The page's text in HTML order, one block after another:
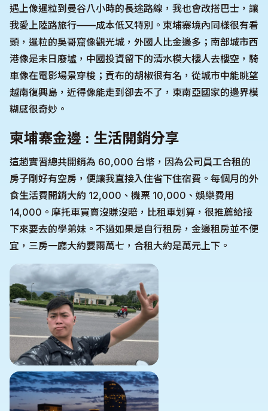
遇上像暹粒到曼谷八小時的長途路線，我也會改搭巴士，讓
我愛上陸路旅行——成本低又特別。柬埔寨境內同樣很有看
頭，暹粒的吳哥窟像觀光城，外國人比金邊多；南部城市西
港像是末日廢墟，中國投資留下的清水模大樓人去樓空，騎
車像在電影場景穿梭；貢布的胡椒很有名，從城市中能眺望
越南復興島，近得像能走到卻去不了，東南亞國家的邊界模
糊感很奇妙。
柬埔寨金邊 : 生活開銷分享
這趟實習總共開銷為 60,000 台幣，因為公司員工合租的
房子剛好有空房，便讓我直接入住省下住宿費。每個月的外
食生活費開銷大約 12,000、機票 10,000、娛樂費用
14,000。摩托車買賣沒賺沒賠，比租車划算，很推薦給接
下來要去的學弟妹。不過如果是自行租房，金邊租房並不便
宜，三房一廳大約要兩萬七，合租大約是萬元上下。